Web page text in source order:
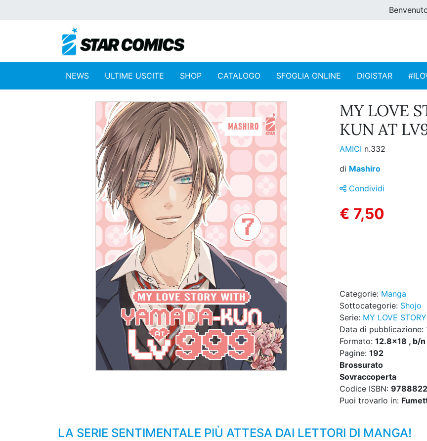
NEWS ULTIME USCITE SHOP CATALOGO SFOGLIA ONLINE DIGISTAR
MY LOVE
KUN AT
AMICI n.332
di Mashiro
Condividi
€ 7,50
Categorie: Manga
Sottocategorie: Shojo
Serie: MY LOVE
Data di pubblicazione:
Formato: 12.8x18 , b/n
Pagine: 192
Brossurato
Sovraccoperta
Codice ISBN:
Puoi trovarlo in:
LA SERIE SENTIMENTALE PIÙ ATTESA DAI LETTORI DI MANGA!